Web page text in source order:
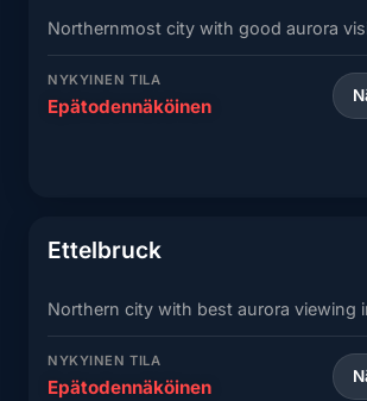
Northernmost city with good aurora
NYKYINEN TILA
Epätodennäköinen
Ettelbruck
Northern city with best aurora viewing
NYKYINEN TILA
Epätodennäköinen